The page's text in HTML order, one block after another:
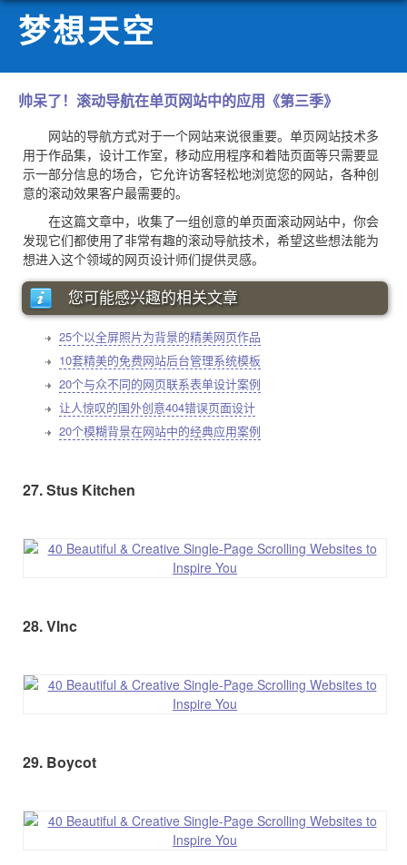
梦想天空
帅呆了！滚动导航在单页网站中的应用《第三季》
网站的导航方式对于一个网站来说很重要。单页网站技术多
用于作品集，设计工作室，移动应用程序和着陆页面等只需要显
示一部分信息的场合，它允许访客轻松地浏览您的网站，各种创
意的滚动效果客户最需要的。
在这篇文章中，收集了一组创意的单页面滚动网站中，你会
发现它们都使用了非常有趣的滚动导航技术，希望这些想法能为
想进入这个领域的网页设计师们提供灵感。
您可能感兴趣的相关文章
25个以全屏照片为背景的精美网页作品
10套精美的免费网站后台管理系统模板
20个与众不同的网页联系表单设计案例
让人惊叹的国外创意404错误页面设计
20个模糊背景在网站中的经典应用案例
27. Stus Kitchen
28. Vlnc
29. Boycot